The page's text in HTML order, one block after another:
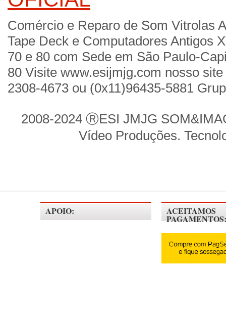
Comércio e Reparo de Som Vitrolas
Tape Deck e Computadores Antigos
70 e 80 com Sede em São Paulo-
80 Visite www.esijmjg.com nosso
2308-4673 ou (0x11)96435-5881
2008-2024 ⓇESI JMJG
Vídeo Produções.
APOIO: ACEITAMOS
PAGAMENTOS: